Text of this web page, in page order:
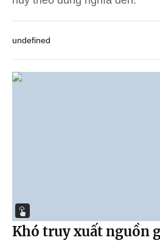
undefined
Khó truy xuất nguồn